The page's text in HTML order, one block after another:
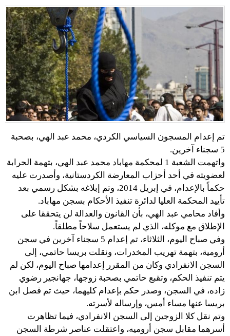
تم إعدام المسجون السياسي الكردي، محمد عبد الهي، بصحبة
5 سجناء آخرين.
واتهمت الشعبة 1 لمحكمة مهاباد محمد عبد الهي، بتهمة الحرابة
لعضويته في أحد أحزاب المعارضة الكردستانية، وأصدرت عليه
حكماً بالإعدام، في إبريل 2014، وتم إبلاغه بشكل رسمي بعد
تأييد المحكمة العليا لدائرة تنفيذ الأحكام بسجن مهاباد.
وأفاد محامي عبد الهي، بأن القانون والعدالة لن يتحققا على
الإطلاق مع موكله، الذي لم يستعمل سلاحاً مطلقاً.
وفي صباح اليوم، الثلاثاء، تم إعدام 5 سجناء آخرين في سجن
أرومية، بتهمة تهريب المخدرات، ونقلت بريسا حاتمي، إلى
السجن الانفرادي وكان من المقرر إعدامها صباح اليوم، لكن لم
يتم تنفيذ الحكم، وتقبع حاتمي بصحبة زوجها، جهانجير رضوي
زاده، في السجن، وصدر حكم بإعدام كليهما، حيث تم فصل ابن
بريسا عنها مساء أمس، وإرساله لأسرته.
وتم نقل كلا الزوجين إلى السجن الانفرادي، فيما تظاهرت
أسرهما مقابل سجن أروميه، واعتقلت عناصر شرطة السجن